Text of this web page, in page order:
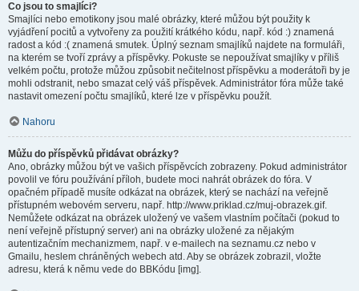
Co jsou to smajlíci?
Smajlíci nebo emotikony jsou malé obrázky, které můžou být použity k
vyjádření pocitů a vytvořeny za použití krátkého kódu, např. kód :) znamená
radost a kód :( znamená smutek. Úplný seznam smajlíků najdete na formuláři,
na kterém se tvoří zprávy a příspěvky. Pokuste se nepoužívat smajlíky v příliš
velkém počtu, protože můžou způsobit nečitelnost příspěvku a moderátoři by je
mohli odstranit, nebo smazat celý váš příspěvek. Administrátor fóra může také
nastavit omezení počtu smajlíků, které lze v příspěvku použít.
Nahoru
Můžu do příspěvků přidávat obrázky?
Ano, obrázky můžou být ve vašich příspěvcích zobrazeny. Pokud administrátor
povolil ve fóru používání příloh, budete moci nahrát obrázek do fóra. V
opačném případě musíte odkázat na obrázek, který se nachází na veřejně
přístupném webovém serveru, např. http://www.priklad.cz/muj-obrazek.gif.
Nemůžete odkázat na obrázek uložený ve vašem vlastním počítači (pokud to
není veřejně přístupný server) ani na obrázky uložené za nějakým
autentizačním mechanizmem, např. v e-mailech na seznamu.cz nebo v
Gmailu, heslem chráněných webech atd. Aby se obrázek zobrazil, vložte
adresu, která k němu vede do BBKódu [img].